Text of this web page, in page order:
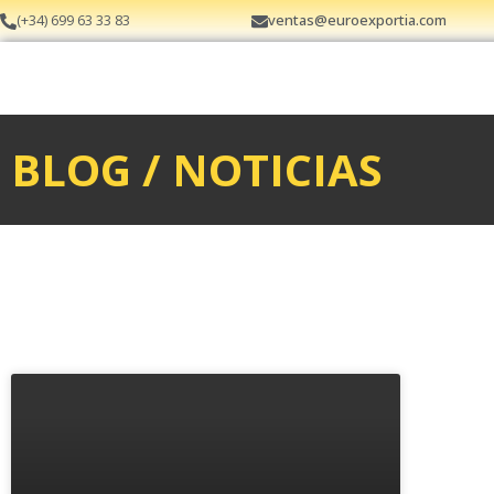
(+34) 699 63 33 83 ventas@euroexportia.com
BLOG / NOTICIAS